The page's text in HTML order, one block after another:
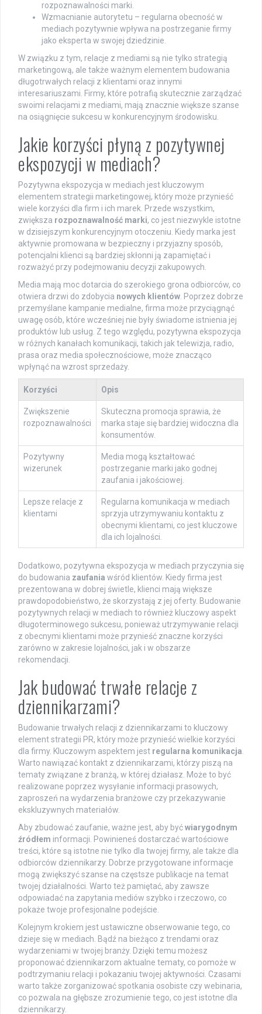
rozpoznawalności marki.
Wzmacnianie autorytetu – regularna obecność w
mediach pozytywnie wpływa na postrzeganie firmy
jako eksperta w swojej dziedzinie.
W związku z tym, relacje z mediami są nie tylko strategią
marketingową, ale także ważnym elementem budowania
długotrwałych relacji z klientami oraz innymi
interesariuszami. Firmy, które potrafią skutecznie zarządzać
swoimi relacjami z mediami, mają znacznie większe szanse
na osiągnięcie sukcesu w konkurencyjnym środowisku.
Jakie korzyści płyną z pozytywnej
ekspozycji w mediach?
Pozytywna ekspozycja w mediach jest kluczowym
elementem strategii marketingowej, który może przynieść
wiele korzyści dla firm i ich marek. Przede wszystkim,
zwiększa rozpoznawalność marki, co jest niezwykle istotne
w dzisiejszym konkurencyjnym otoczeniu. Kiedy marka jest
aktywnie promowana w bezpieczny i przyjazny sposób,
potencjalni klienci są bardziej skłonni ją zapamiętać i
rozważyć przy podejmowaniu decyzji zakupowych.
Media mają moc dotarcia do szerokiego grona odbiorców, co
otwiera drzwi do zdobycia nowych klientów. Poprzez dobrze
przemyślane kampanie medialne, firma może przyciągnąć
uwagę osób, które wcześniej nie były świadome istnienia jej
produktów lub usług. Z tego względu, pozytywna ekspozycja
w różnych kanałach komunikacji, takich jak telewizja, radio,
prasa oraz media społecznościowe, może znacząco
wpłynąć na wzrost sprzedaży.
Korzyści Opis
Zwiększenie
rozpoznawalności
Skuteczna promocja sprawia, że
marka staje się bardziej widoczna dla
konsumentów.
Pozytywny
wizerunek
Media mogą kształtować
postrzeganie marki jako godnej
zaufania i jakościowej.
Lepsze relacje z
klientami
Regularna komunikacja w mediach
sprzyja utrzymywaniu kontaktu z
obecnymi klientami, co jest kluczowe
dla ich lojalności.
Dodatkowo, pozytywna ekspozycja w mediach przyczynia się
do budowania zaufania wśród klientów. Kiedy firma jest
prezentowana w dobrej świetle, klienci mają większe
prawdopodobieństwo, że skorzystają z jej oferty. Budowanie
pozytywnych relacji w mediach to również kluczowy aspekt
długoterminowego sukcesu, ponieważ utrzymywanie relacji
z obecnymi klientami może przynieść znaczne korzyści
zarówno w zakresie lojalności, jak i w obszarze
rekomendacji.
Jak budować trwałe relacje z
dziennikarzami?
Budowanie trwałych relacji z dziennikarzami to kluczowy
element strategii PR, który może przynieść wielkie korzyści
dla firmy. Kluczowym aspektem jest regularna komunikacja.
Warto nawiązać kontakt z dziennikarzami, którzy piszą na
tematy związane z branżą, w której działasz. Może to być
realizowane poprzez wysyłanie informacji prasowych,
zaproszeń na wydarzenia branżowe czy przekazywanie
ekskluzywnych materiałów.
Aby zbudować zaufanie, ważne jest, aby byćwiarygodnym
źródłem informacji. Powinieneś dostarczać wartościowe
treści, które są istotne nie tylko dla twojej firmy, ale także dla
odbiorców dziennikarzy. Dobrze przygotowane informacje
mogą zwiększyć szanse na częstsze publikacje na temat
twojej działalności. Warto też pamiętać, aby zawsze
odpowiadać na zapytania mediów szybko i rzeczowo, co
pokaże twoje profesjonalne podejście.
Kolejnym krokiem jest ustawiczne obserwowanie tego, co
dzieje się w mediach. Bądź na bieżąco z trendami oraz
wydarzeniami w twojej branży. Dzięki temu możesz
proponować dziennikarzom aktualne tematy, co pomoże w
podtrzymaniu relacji i pokazaniu twojej aktywności. Czasami
warto także zorganizować spotkania osobiste czy webinaria,
co pozwala na głębsze zrozumienie tego, co jest istotne dla
dziennikarzy.